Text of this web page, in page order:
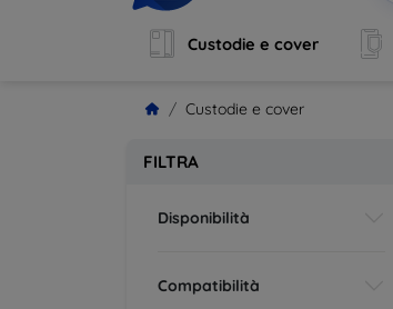
Custodie e cover
Custodie e cover
FILTRA
Disponibilità
Compatibilità